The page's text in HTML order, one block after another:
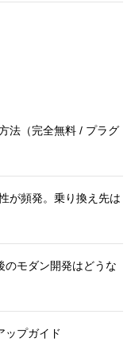
法（完全無料 / プラグ
が頻発。乗り換え先は
のモダン開発はどうな
ップガイド